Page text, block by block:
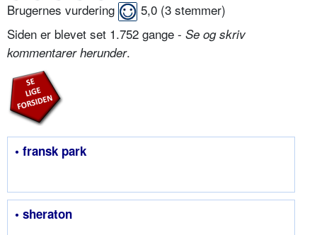
Brugernes vurdering 5,0 (3 stemmer)
Siden er blevet set 1.752 gange - Se og skriv
kommentarer herunder.
• fransk park
• sheraton